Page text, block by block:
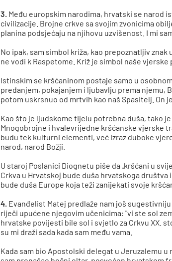
3. Među europskim narodima, hrvatski se narod
civilizacije. Brojne crkve sa svojim zvonicima
planina podsjećaju na njihovu uzvišenost. I mi
No ipak, sam simbol križa, kao prepoznatljiv
ne vodi k Raspetome. Križ je simbol naše
Istinskim se kršćaninom postaje samo u
predanjem, pokajanjem i ljubavlju prema njemu,
potom uskrsnuo od mrtvih kao naš Spasitelj. On
Kao što je ljudskome tijelu potrebna duša, tako
Mnogobrojne i hvalevrijedne kršćanske vjerske
budu tek kulturni elementi, već izraz duboke
narod, narod Božji.
U staroj Poslanici Diognetu piše da „kršćani u
Crkva u Hrvatskoj bude duša hrvatskoga
bude duša Europe koja teži zanijekati svoje
4. Evanđelist Matej predlaže nam još
riječi upućene njegovim učenicima: "vi ste sol
hrvatske povijesti bile sol i svjetlo za Crkvu XX.
su mi draži sada kada sam među vama.
Kada sam bio Apostolski delegat u Jeruzalemu u